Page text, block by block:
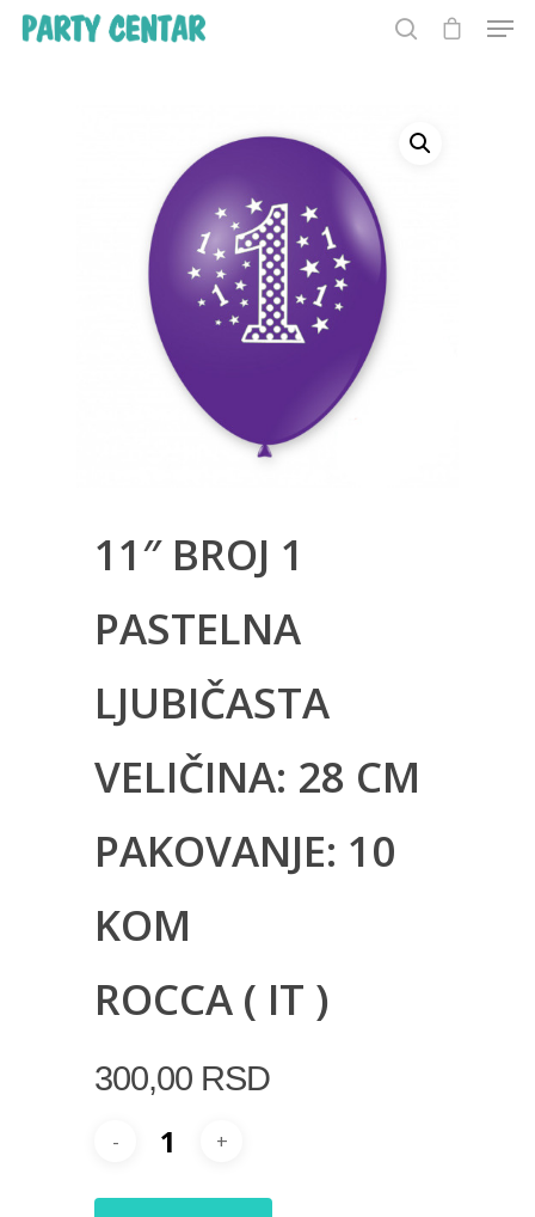
Hit enter to search or ESC to close
11″ BROJ 1
PASTELNA
LJUBIČASTA
VELIČINA: 28 CM
PAKOVANJE: 10
KOM
ROCCA ( IT )
300,00 RSD